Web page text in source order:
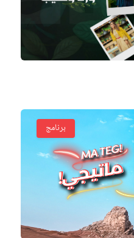
برنامج